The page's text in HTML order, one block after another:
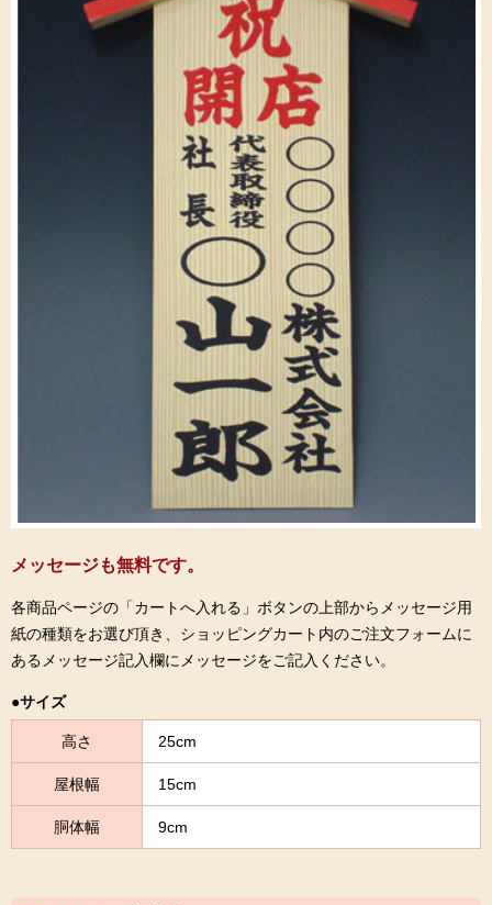
メッセージも無料です。
各商品ページの「カートへ入れる」ボタンの上部からメッセージ用
紙の種類をお選び頂き、ショッピングカート内のご注文フォームに
あるメッセージ記入欄にメッセージをご記入ください。
●サイズ
高さ 25cm
屋根幅 15cm
胴体幅 9cm